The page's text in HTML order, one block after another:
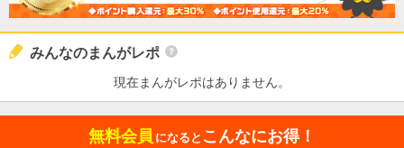
みんなのまんがレポ
現在まんがレポはありません。
無料会員 になると こんなにお得！